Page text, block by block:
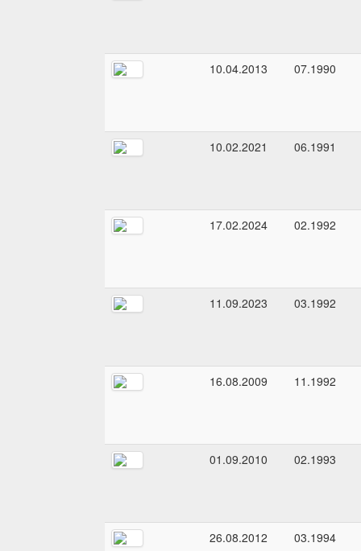
10.04.2013 07.1990
10.02.2021 06.1991
17.02.2024 02.1992
11.09.2023 03.1992
16.08.2009 11.1992
01.09.2010 02.1993
26.08.2012 03.1994